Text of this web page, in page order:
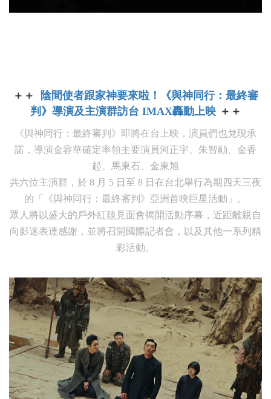
＋＋
陰間使者跟家神要來啦！《與神同行：最終審
判》導演及主演群訪台 IMAX轟動上映 ＋＋
《與神同行：最終審判》即將在台上映，演員們也兌現承
諾，導演金容華確定率領主要演員河正宇、朱智勛、金香
起、馬東石、金東旭
共六位主演群，於 8 月 5 日至 8 日在台北舉行為期四天三夜
的「《與神同行：最終審判》亞洲首映巨星活動」。
眾人將以盛大的戶外紅毯見面會揭開活動序幕，近距離親自
向影迷表達感謝，並將召開國際記者會，以及其他一系列精
彩活動。